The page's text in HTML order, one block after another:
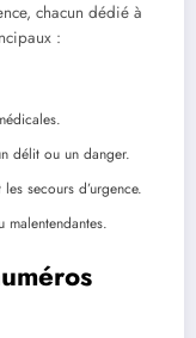
chacun dédié à
:
délit ou un danger.
secours d’urgence.